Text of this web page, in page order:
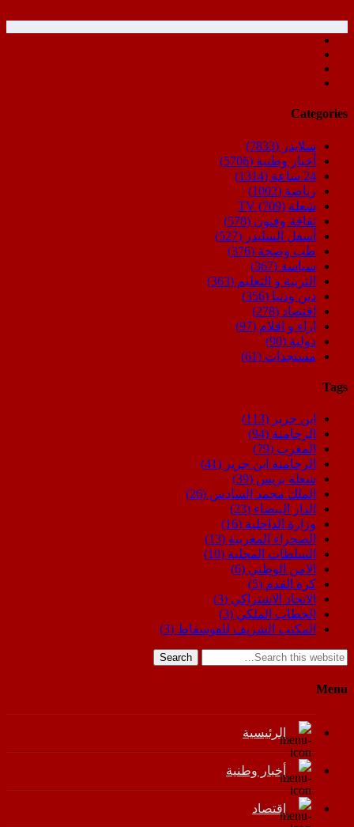
Categories
سلايدر (7833)
أخبار وطنية (5706)
24 ساعة
(1314)
رياضة (1002)
شعلة TV (709)
ثقافة وفنون (578)
أسفل السليدر (527)
طب وصحة (376)
سياسة (367)
التربية و التعليم (363)
دين ودنيا (356)
اقتصاد (278)
اراء و اقلام (97)
دولية (90)
مستجدات (61)
Tags
ابن جرير (113)
الرحامنة (94)
المغرب (79)
الرحامنة ابن جرير (41)
شعلة بريس (39)
الملك محمد السادس (26)
الدار البيضاء (23)
وزارة الداخلية (16)
الصحراء المغربية (13)
السلطات المحلية (10)
الامن الوطني (6)
كرة القدم (5)
الاتحاد الاشتراكي (3)
الخطاب الملكي (3)
المكتب الشريف للفوسفاط (3)
Search
Menu
الرئيسية
أخبار وطنية
اقتصاد